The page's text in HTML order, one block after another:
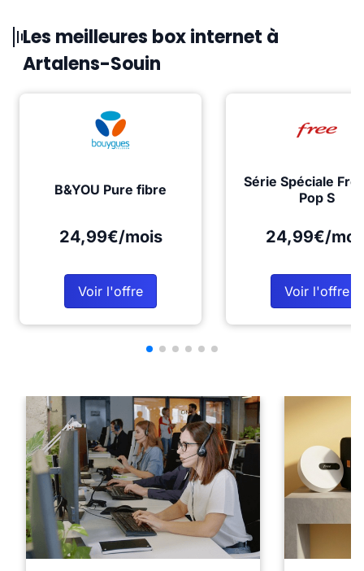
Les meilleures box internet à
Artalens-Souin
B&YOU Pure fibre
24,99€/mois
Voir l'offre
Série Spéciale
Pop S
24,99€/
Voir l'offre